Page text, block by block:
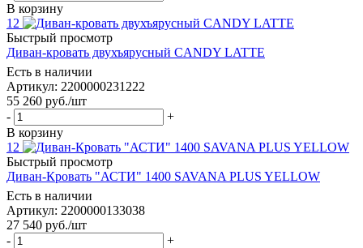
В корзину
12
Быстрый просмотр
Диван-кровать двухъярусный CANDY LATTE
Есть в наличии
Артикул: 2200000231222
55 260 руб./шт
-
+
В корзину
12
Быстрый просмотр
Диван-Кровать "АСТИ" 1400 SAVANA PLUS YELLOW
Есть в наличии
Артикул: 2200000133038
27 540 руб./шт
-
+